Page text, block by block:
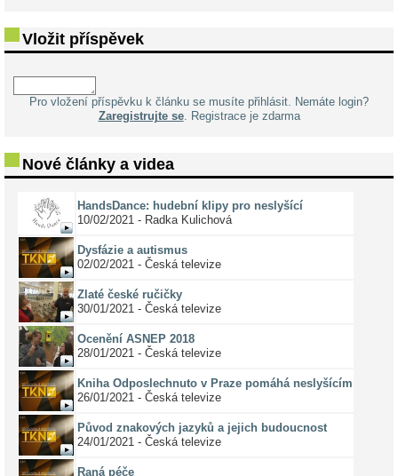
Vložit příspěvek
Pro vložení příspěvku k článku se musíte přihlásit. Nemáte login?
Zaregistrujte se. Registrace je zdarma
Nové články a videa
HandsDance: hudební klipy pro neslyšící
10/02/2021 - Radka Kulichová
Dysfázie a autismus
02/02/2021 - Česká televize
Zlaté české ručičky
30/01/2021 - Česká televize
Ocenění ASNEP 2018
28/01/2021 - Česká televize
Kniha Odposlechnuto v Praze pomáhá neslyšícím
26/01/2021 - Česká televize
Původ znakových jazyků a jejich budoucnost
24/01/2021 - Česká televize
Raná péče